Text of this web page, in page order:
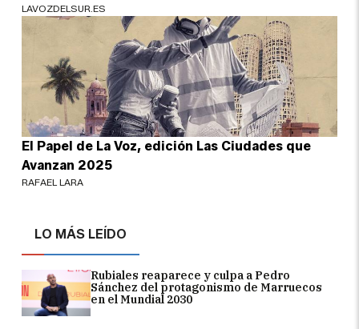
LO MÁS LEÍDO
Rubiales reaparece y culpa a Pedro
Sánchez del protagonismo de Marruecos
en el Mundial 2030
LAVOZDELSUR.ES
El Papel de La Voz, edición Las Ciudades que
Avanzan 2025
RAFAEL LARA